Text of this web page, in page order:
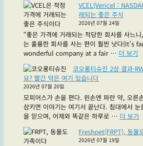
VCEL(Vericel :
래되는 좋은 주식
2026년 07월 24일
“좋은 가격에 거래되는 적당한 회사를 사느
는 훌륭한 회사를 사는 편이 훨씬 낫다(It’s
wonderful company at a fair … 더 보기
한
가
격
거
코오롱티슈진 2상 결과
요? 빨간 약은 여기 있습니다
2026년 07월 20일
모피어스가 손을 편다. 왼손엔 파란 약, 오른
삼키면 이야기는 여기서 끝난다. 침대에서
을 믿으며, 어제와 똑같은 하루로 … 더 보기
Freshpet(FRPT), 동물
2026년 07월 19일